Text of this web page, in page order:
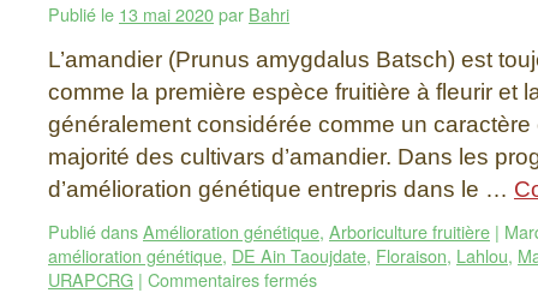
Publié le 13 mai 2020par Bahri
L’amandier (Prunus amygdalus Batsch) est
comme la première espèce fruitière à fleurir et
généralement considérée comme un caractère
majorité des cultivars d’amandier. Dans les
d’amélioration génétique entrepris dans le …
Publié dansAmélioration génétique, Arboriculture fruitière |
amélioration génétique, DE Ain Taoujdate, Floraison, Lahlou,
URAPCRG | Commentaires fermés